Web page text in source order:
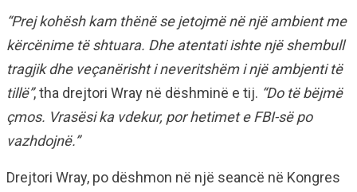
“Prej kohësh kam thënë se jetojmë në një ambient me
kërcënime të shtuara. Dhe atentati ishte një shembull
tragjik dhe veçanërisht i neveritshëm i një ambjenti të
tillë”, tha drejtori Wray në dëshminë e tij. “Do të bëjmë
çmos. Vrasësi ka vdekur, por hetimet e FBI-së po
vazhdojnë.”
Drejtori Wray, po dëshmon në një seancë në Kongres